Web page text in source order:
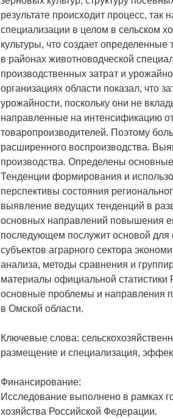
результате происходит процесс,
специализации в целом в сельском
культуры, что создает
в районах животноводческой
производственных затрат и
организациях области показал, что
урожайности, поскольку они не
направленные на интенсификацию
товаропроизводителей. Поэтому
расширенного воспроизводства.
производства. Определены
Тенденции формирования и
перспективы состояния
выявление ведущих тенденций в
основных направлений повышения
последующем послужит основой для
субъектов аграрного сектора
анализа, методы сравнения и
материалы официальной статистики
основные проблемы и направления
в Омской области.
Ключевые слова:
размещение и специализация,
Финансирование:
Исследование выполнено в рамках
хозяйства Российской Федерации.